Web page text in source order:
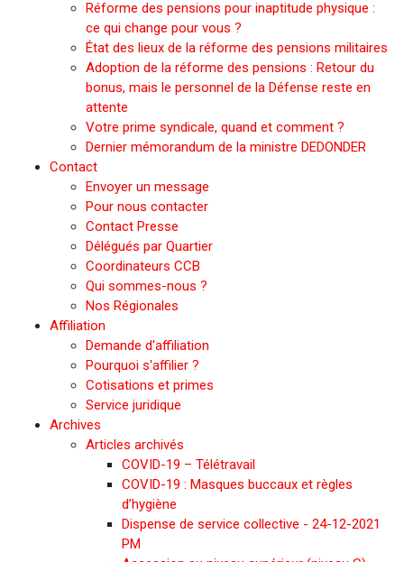
Réforme des pensions pour inaptitude physique :
ce qui change pour vous ?
État des lieux de la réforme des pensions militaires
Adoption de la réforme des pensions : Retour du
bonus, mais le personnel de la Défense reste en
attente
Votre prime syndicale, quand et comment ?
Dernier mémorandum de la ministre DEDONDER
Contact
Envoyer un message
Pour nous contacter
Contact Presse
Délégués par Quartier
Coordinateurs CCB
Qui sommes-nous ?
Nos Régionales
Affiliation
Demande d'affiliation
Pourquoi s'affilier ?
Cotisations et primes
Service juridique
Archives
Articles archivés
COVID-19 – Télétravail
COVID-19 : Masques buccaux et règles
d’hygiène
Dispense de service collective - 24-12-2021
PM